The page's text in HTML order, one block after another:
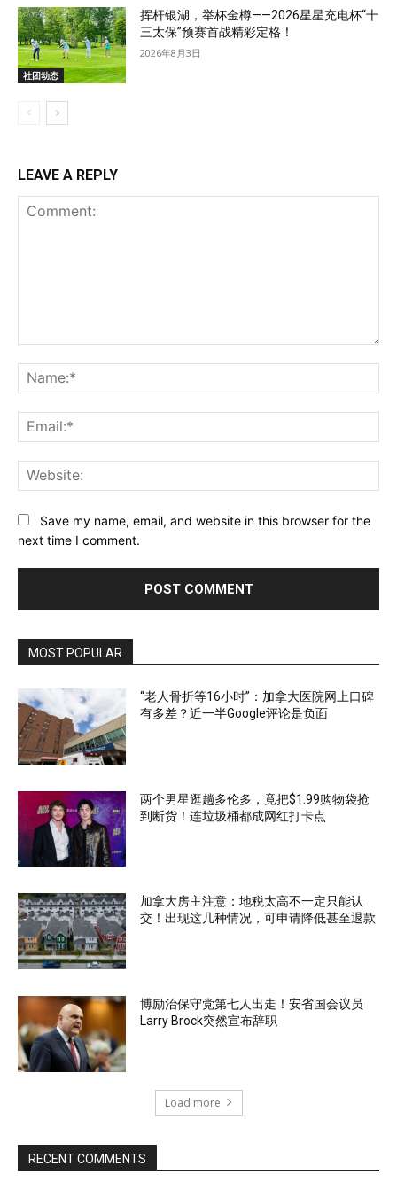
社团动态
挥杆银湖，举杯金樽——2026星星充电杯“十
三太保”预赛首战精彩定格！
2026年8月3日
LEAVE A REPLY
Save my name, email, and website in this browser for the
next time I comment.
MOST POPULAR
“老人骨折等16小时”：加拿大医院网上口碑
有多差？近一半Google评论是负面
两个男星逛趟多伦多，竟把$1.99购物袋抢
到断货！连垃圾桶都成网红打卡点
加拿大房主注意：地税太高不一定只能认
交！出现这几种情况，可申请降低甚至退款
博励治保守党第七人出走！安省国会议员
Larry Brock突然宣布辞职
Load more
RECENT COMMENTS